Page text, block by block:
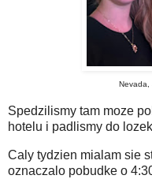
Nevada,
Spedzilismy tam moze
hotelu i padlismy do
Caly tydzien mialam sie
oznaczalo pobudke o